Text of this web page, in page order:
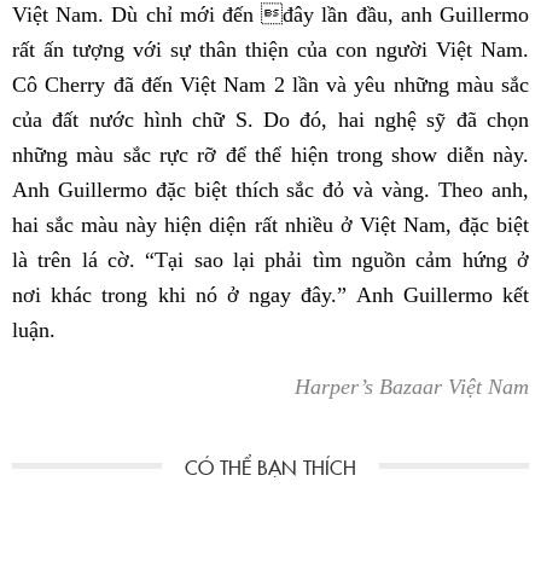
Việt Nam. Dù chỉ mới đến đây lần đầu, anh Guillermo
rất ấn tượng với sự thân thiện của con người Việt Nam.
Cô Cherry đã đến Việt Nam 2 lần và yêu những màu sắc
của đất nước hình chữ S. Do đó, hai nghệ sỹ đã chọn
những màu sắc rực rỡ để thể hiện trong show diễn này.
Anh Guillermo đặc biệt thích sắc đỏ và vàng. Theo anh,
hai sắc màu này hiện diện rất nhiều ở Việt Nam, đặc biệt
là trên lá cờ. “Tại sao lại phải tìm nguồn cảm hứng ở
nơi khác trong khi nó ở ngay đây.” Anh Guillermo kết
luận.
Harper’s Bazaar Việt Nam